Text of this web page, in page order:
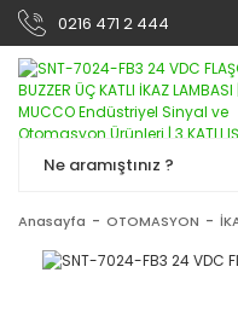
0216 471 2 444
Anasayfa OTOMASYON